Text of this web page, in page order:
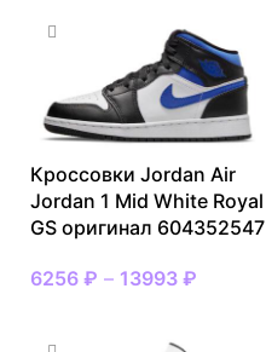
Кроссовки Jordan Air
Jordan 1 Mid White Royal
GS оригинал 604352547
6256 ₽ – 13993 ₽